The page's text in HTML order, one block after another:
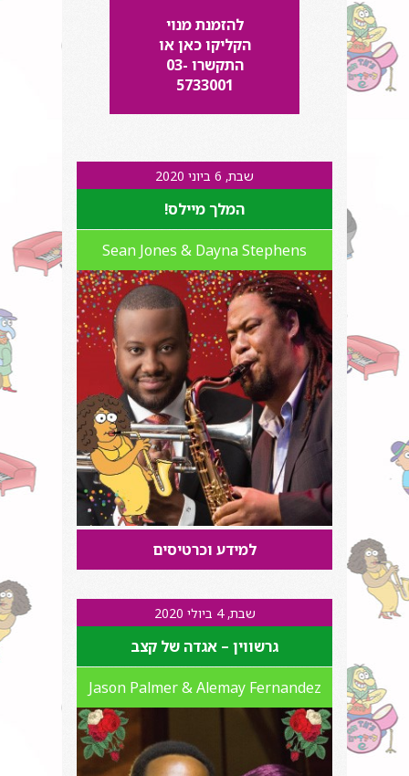
להזמנת מנוי
הקליקו כאן או
התקשרו 03-
5733001
שבת, 6 ביוני 2020
המלך מיילס!
Sean Jones & Dayna Stephens
למידע וכרטיסים
שבת, 4 ביולי 2020
גרשווין – אגדה של קצב
Jason Palmer & Alemay Fernandez